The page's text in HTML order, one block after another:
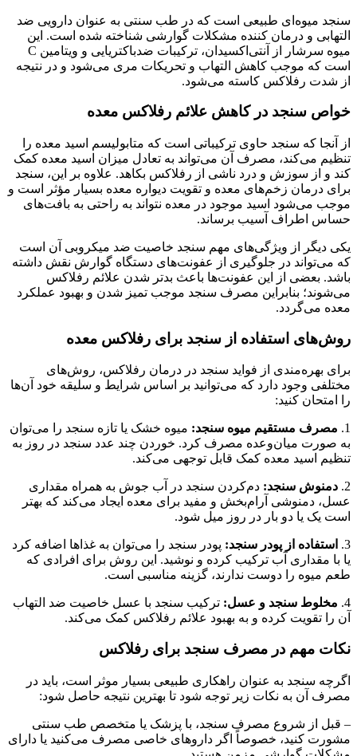
سنجد میوه‌ای طبیعی است که در طب سنتی به عنوان دارویی ضد
التهابی و درمان کننده مشکلات گوارشی شناخته شده است. این
میوه سرشار از آنتی‌اکسیدان، ترکیبات ضدباکتریایی و ویتامین C
است که موجب کاهش التهاب و تحریکات مری می‌شود و در نتیجه
از شدت رفلاکس کاسته می‌شود.
خواص سنجد در کاهش علائم رفلاکس معده
از آنجا که سنجد حاوی ترکیباتی است که متابولیسم اسید معده را
تنظیم می‌کند، مصرف آن می‌تواند به تعادل میزان اسید معده کمک
کند و از سوزش و درد ناشی از رفلاکس بکاهد. علاوه بر این، سنجد
برای درمان زخم‌های معده و تقویت دیواره معده بسیار مؤثر است و
موجب می‌شود اسید موجود در معده نتواند به راحتی به بافت‌های
حساس اطراف آسیب برساند.
یکی دیگر از ویژگی‌های مهم سنجد خاصیت ضد میکروبی آن است
که می‌تواند در جلوگیری از عفونت‌های دستگاه گوارش نقش داشته
باشد. بعضی از این عفونت‌ها باعث بدتر شدن علائم رفلاکس
می‌شوند؛ بنابراین مصرف سنجد موجب تمیز شدن و بهبود عملکرد
معده می‌گردد.
روش‌های استفاده از سنجد برای رفلاکس معده
برای بهره‌مندی از فواید سنجد در درمان رفلاکس، روش‌های
مختلفی وجود دارد که می‌توانید بر اساس شرایط و سلیقه خود آن‌ها
را امتحان کنید:
1. مصرف مستقیم میوه سنجد: میوه خشک یا تازه سنجد را می‌توان
به صورت میان‌وعده مصرف کرد. خوردن چند عدد سنجد در روز به
تنظیم اسید معده کمک قابل توجهی می‌کند.
2. دمنوش سنجد: دم‌کردن سنجد در آب جوش به همراه مقداری
عسل، دمنوشی آرام‌بخش و مفید برای معده ایجاد می‌کند که بهتر
است یک یا دو بار در روز میل شود.
3. استفاده از پودر سنجد: پودر سنجد را می‌توان به غذاها اضافه کرد
یا با مقداری آب ترکیب کرده و نوشید. این روش برای افرادی که
طعم میوه را دوست ندارند، گزینه مناسبی است.
4. مخلوط سنجد و عسل: ترکیب سنجد با عسل خاصیت ضد التهاب
آن را تقویت کرده و به بهبود علائم رفلاکس کمک می‌کند.
نکات مهم در مصرف سنجد برای رفلاکس
اگرچه سنجد به عنوان راهکاری طبیعی بسیار موثر است، باید در
مصرف آن به نکات زیر توجه شود تا بهترین نتیجه حاصل شود:
– قبل از شروع مصرف سنجد، با پزشک یا متخصص طب سنتی
مشورت کنید، خصوصاً اگر داروهای خاصی مصرف می‌کنید یا دارای